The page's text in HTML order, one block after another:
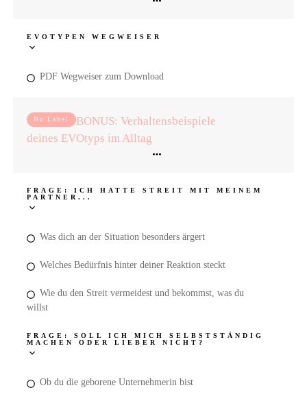
EVOTYPEN WEGWEISER
PDF Wegweiser zum Download
No Label
BONUS: Verhaltensbeispiele
deines EVOtyps im Alltag
FRAGE: ICH HATTE STREIT MIT MEINEM
PARTNER...
Was dich an der Situation besonders ärgert
Welches Bedürfnis hinter deiner Reaktion steckt
Wie du den Streit vermeidest und bekommst, was du
willst
FRAGE: SOLL ICH MICH SELBSTSTÄNDIG
MACHEN ODER LIEBER NICHT?
Ob du die geborene Unternehmerin bist